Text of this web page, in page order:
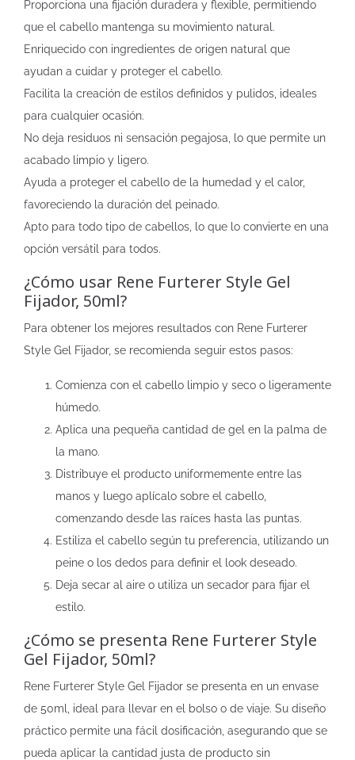
Proporciona una fijación duradera y flexible, permitiendo
que el cabello mantenga su movimiento natural.
Enriquecido con ingredientes de origen natural que
ayudan a cuidar y proteger el cabello.
Facilita la creación de estilos definidos y pulidos, ideales
para cualquier ocasión.
No deja residuos ni sensación pegajosa, lo que permite un
acabado limpio y ligero.
Ayuda a proteger el cabello de la humedad y el calor,
favoreciendo la duración del peinado.
Apto para todo tipo de cabellos, lo que lo convierte en una
opción versátil para todos.
¿Cómo usar Rene Furterer Style Gel
Fijador, 50ml?
Para obtener los mejores resultados con Rene Furterer
Style Gel Fijador, se recomienda seguir estos pasos:
Comienza con el cabello limpio y seco o ligeramente
húmedo.
Aplica una pequeña cantidad de gel en la palma de
la mano.
Distribuye el producto uniformemente entre las
manos y luego aplícalo sobre el cabello,
comenzando desde las raíces hasta las puntas.
Estiliza el cabello según tu preferencia, utilizando un
peine o los dedos para definir el look deseado.
Deja secar al aire o utiliza un secador para fijar el
estilo.
¿Cómo se presenta Rene Furterer Style
Gel Fijador, 50ml?
Rene Furterer Style Gel Fijador se presenta en un envase
de 50ml, ideal para llevar en el bolso o de viaje. Su diseño
práctico permite una fácil dosificación, asegurando que se
pueda aplicar la cantidad justa de producto sin